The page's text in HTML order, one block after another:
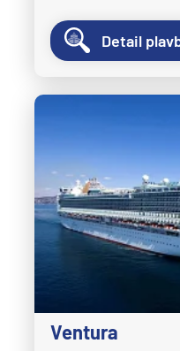
Detail
Ventura